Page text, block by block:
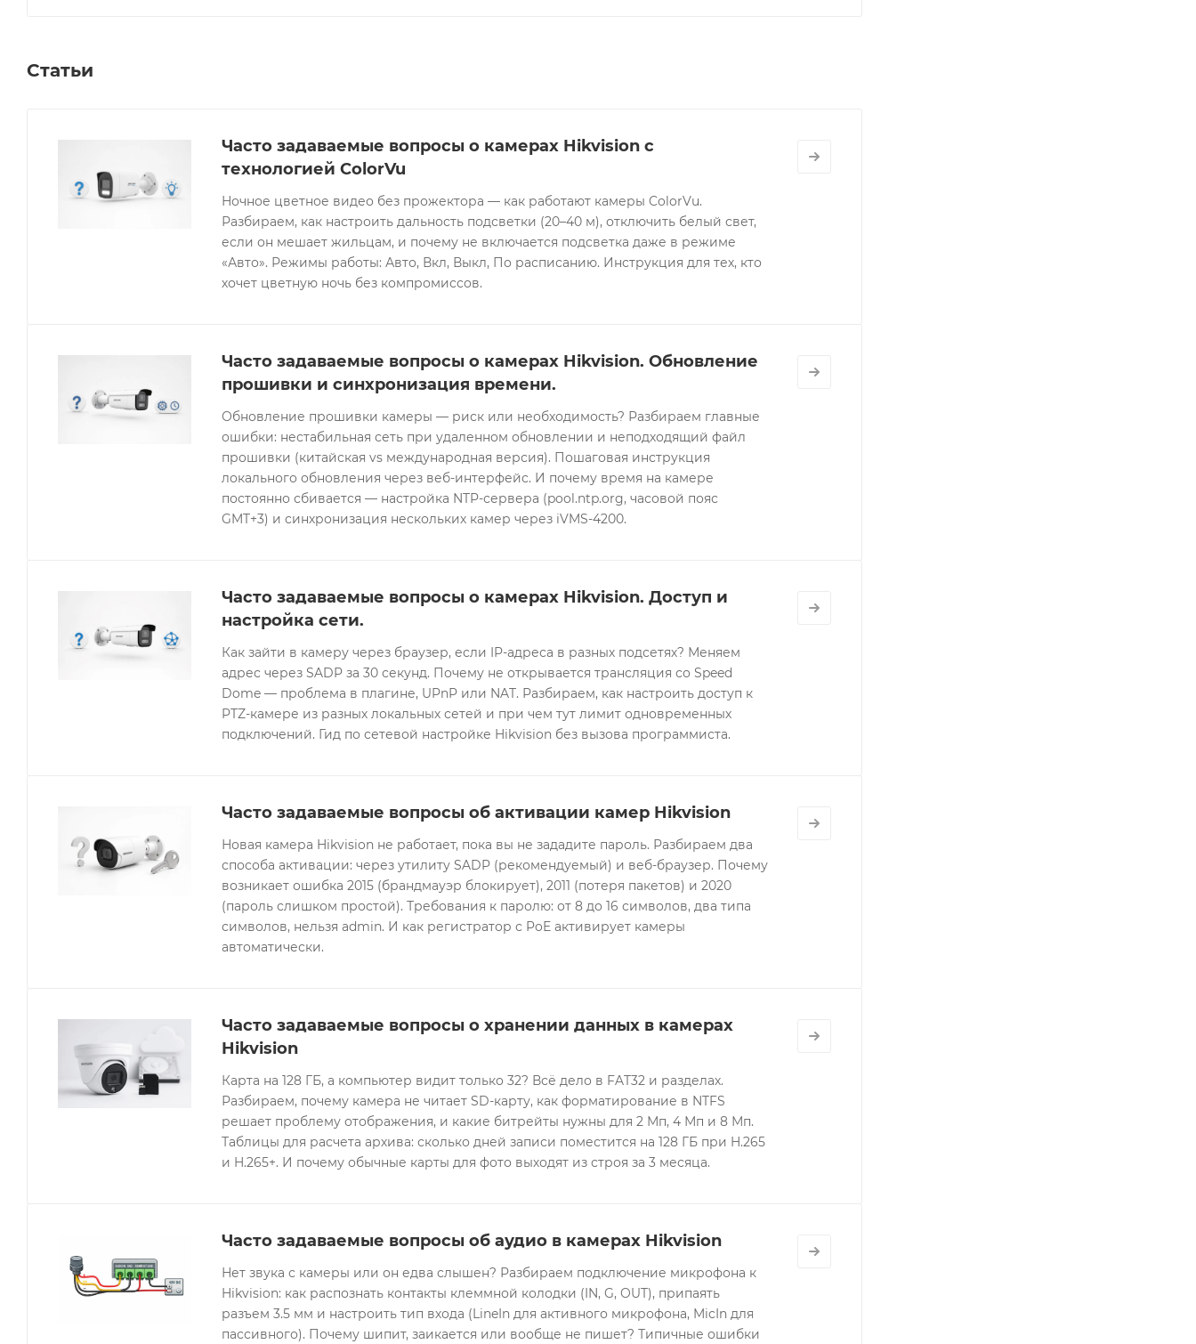
Статьи
Часто задаваемые вопросы о камерах Hikvision с
технологией ColorVu
Ночное цветное видео без прожектора — как работают камеры ColorVu.
Разбираем, как настроить дальность подсветки (20–40 м), отключить белый свет,
если он мешает жильцам, и почему не включается подсветка даже в режиме
«Авто». Режимы работы: Авто, Вкл, Выкл, По расписанию. Инструкция для тех, кто
хочет цветную ночь без компромиссов.
Часто задаваемые вопросы о камерах Hikvision. Обновление
прошивки и синхронизация времени.
Обновление прошивки камеры — риск или необходимость? Разбираем главные
ошибки: нестабильная сеть при удаленном обновлении и неподходящий файл
прошивки (китайская vs международная версия). Пошаговая инструкция
локального обновления через веб-интерфейс. И почему время на камере
постоянно сбивается — настройка NTP-сервера (pool.ntp.org, часовой пояс
GMT+3) и синхронизация нескольких камер через iVMS-4200.
Часто задаваемые вопросы о камерах Hikvision. Доступ и
настройка сети.
Как зайти в камеру через браузер, если IP-адреса в разных подсетях? Меняем
адрес через SADP за 30 секунд. Почему не открывается трансляция со Speed
Dome — проблема в плагине, UPnP или NAT. Разбираем, как настроить доступ к
PTZ-камере из разных локальных сетей и при чем тут лимит одновременных
подключений. Гид по сетевой настройке Hikvision без вызова программиста.
Часто задаваемые вопросы об активации камер Hikvision
Новая камера Hikvision не работает, пока вы не зададите пароль. Разбираем два
способа активации: через утилиту SADP (рекомендуемый) и веб-браузер. Почему
возникает ошибка 2015 (брандмауэр блокирует), 2011 (потеря пакетов) и 2020
(пароль слишком простой). Требования к паролю: от 8 до 16 символов, два типа
символов, нельзя admin. И как регистратор с PoE активирует камеры
автоматически.
Часто задаваемые вопросы о хранении данных в камерах
Hikvision
Карта на 128 ГБ, а компьютер видит только 32? Всё дело в FAT32 и разделах.
Разбираем, почему камера не читает SD-карту, как форматирование в NTFS
решает проблему отображения, и какие битрейты нужны для 2 Мп, 4 Мп и 8 Мп.
Таблицы для расчета архива: сколько дней записи поместится на 128 ГБ при H.265
и H.265+. И почему обычные карты для фото выходят из строя за 3 месяца.
Часто задаваемые вопросы об аудио в камерах Hikvision
Нет звука с камеры или он едва слышен? Разбираем подключение микрофона к
Hikvision: как распознать контакты клеммной колодки (IN, G, OUT), припаять
разъем 3.5 мм и настроить тип входа (LineIn для активного микрофона, MicIn для
пассивного). Почему шипит, заикается или вообще не пишет? Типичные ошибки